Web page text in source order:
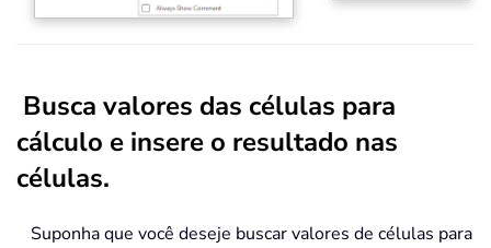
Busca valores das células para
cálculo e insere o resultado nas
células.
Suponha que você deseje buscar valores de células para